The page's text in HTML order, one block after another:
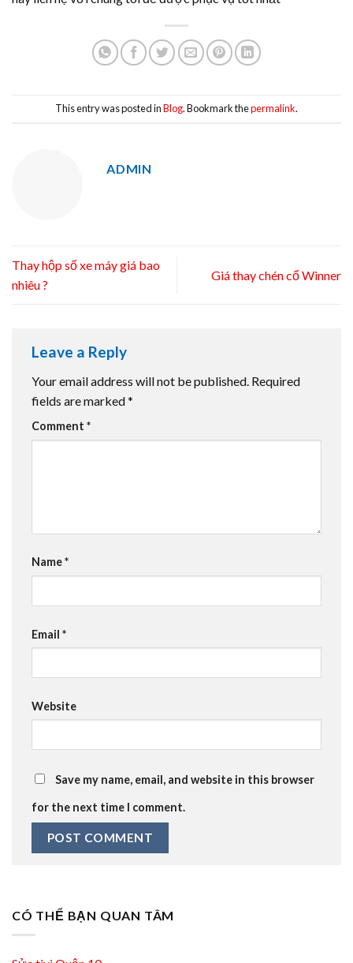
This entry was posted inBlog. Bookmark thepermalink.
ADMIN
Thay hộp số xe máy giá bao
nhiêu ?
Giá thay chén cổ Winner
Leave a Reply
Your email address will not be published. Required
fields are marked*
Comment *
Name*
Email *
Website
Save my name, email, and website in this browser
for the next time I comment.
CÓ THỂ BẠN QUAN TÂM